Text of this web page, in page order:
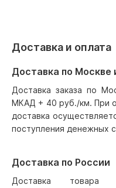
Доставка и оплата
Доставка по Москве
Доставка заказа по
МКАД + 40 руб./км. При
доставка
поступления денежных
Доставка по России
Доставка товара